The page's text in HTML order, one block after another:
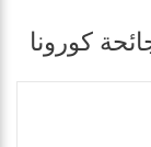
كورونا